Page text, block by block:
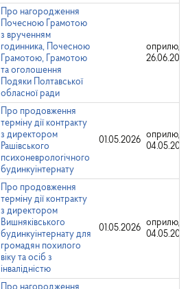
Про нагородження
Почесною Грамотою
з врученням
годинника, Почесною
Грамотою, Грамотою
та оголошення
Подяки Полтавської
обласної ради
26.06.2025
Про продовження
терміну дії контракту
з директором
Рашівського
психоневрологічного
будинкуінтернату
01.05.2026
04.05.2026
Про продовження
терміну дії контракту
з директором
Вишняківського
будинкуінтернату для
громадян похилого
віку та осіб з
інвалідністю
01.05.2026
04.05.2026